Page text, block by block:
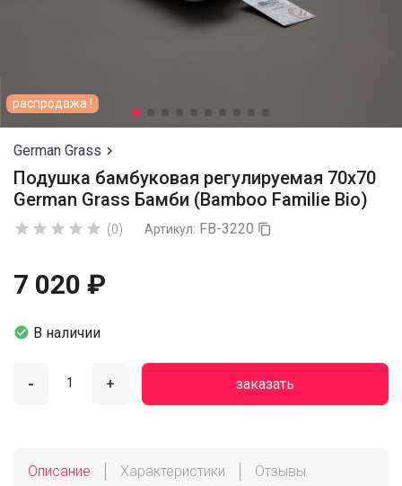
распродажа !
German Grass 
Подушка бамбуковая регулируемая 70х70
German Grass Бамби (Bamboo Familie Bio)
     (0) Артикул: FB-3220 
7 020 ₽
 В наличии
- + заказать
Описание Характеристики Отзывы